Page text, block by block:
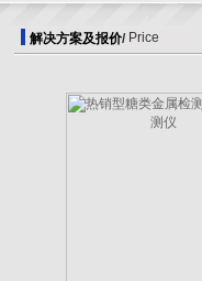
解决方案及报价/ Price